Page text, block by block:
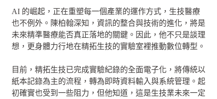
AI 的崛起，正在重塑每一個產業的運作方式，生技醫療
也不例外。陳柏翰深知，資訊的整合與技術的進化，將是
未來精準醫療能否真正落地的關鍵。因此，他不只是談理
想，更身體力行地在精拓生技的實驗室裡推動數位轉型。
目前，精拓生技已完成實驗紀錄的全面電子化，將傳統以
紙本記錄為主的流程，轉為即時資料輸入與系統管理。起
初確實也受到一些阻力，但他知道，這是生技業未來一定